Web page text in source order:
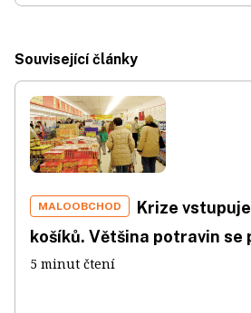
Související články
MALOOBCHOD
Krize
košíků. Většina potravin se
5 minut čtení